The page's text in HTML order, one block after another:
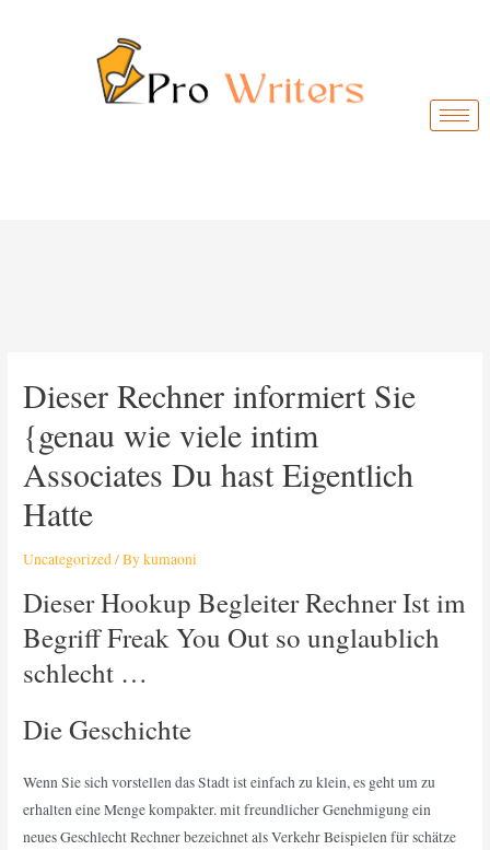
Dieser Rechner informiert Sie
{genau wie viele intim
Associates Du hast Eigentlich
Hatte
Uncategorized/ Bykumaoni
Dieser Hookup Begleiter Rechner Ist im
Begriff Freak You Out so unglaublich
schlecht …
Die Geschichte
Wenn Sie sich vorstellen das Stadt ist einfach zu klein, es geht um zu
erhalten eine Menge kompakter. mit freundlicher Genehmigung ein
neues Geschlecht Rechner bezeichnet als Verkehr Beispielen für schätze